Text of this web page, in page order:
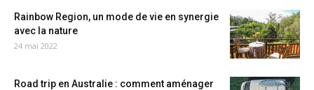
Rainbow Region, un mode de vie en synergie
avec la nature
24 mai 2022
Road trip en Australie : comment aménager